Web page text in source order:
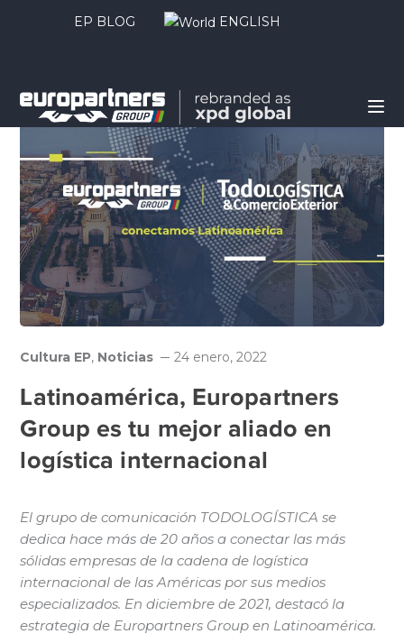
EP BLOG ENGLISH
Cultura EP, Noticias 24 enero, 2022
Latinoamérica, Europartners
Group es tu mejor aliado en
logística internacional
El grupo de comunicación TODOLOGÍSTICA se
dedica hace más de 20 años a conectar las más
sólidas empresas de la cadena de logística
internacional de las Américas por sus medios
especializados. En diciembre de 2021, destacó la
estrategia de Europartners Group en Latinoamérica.